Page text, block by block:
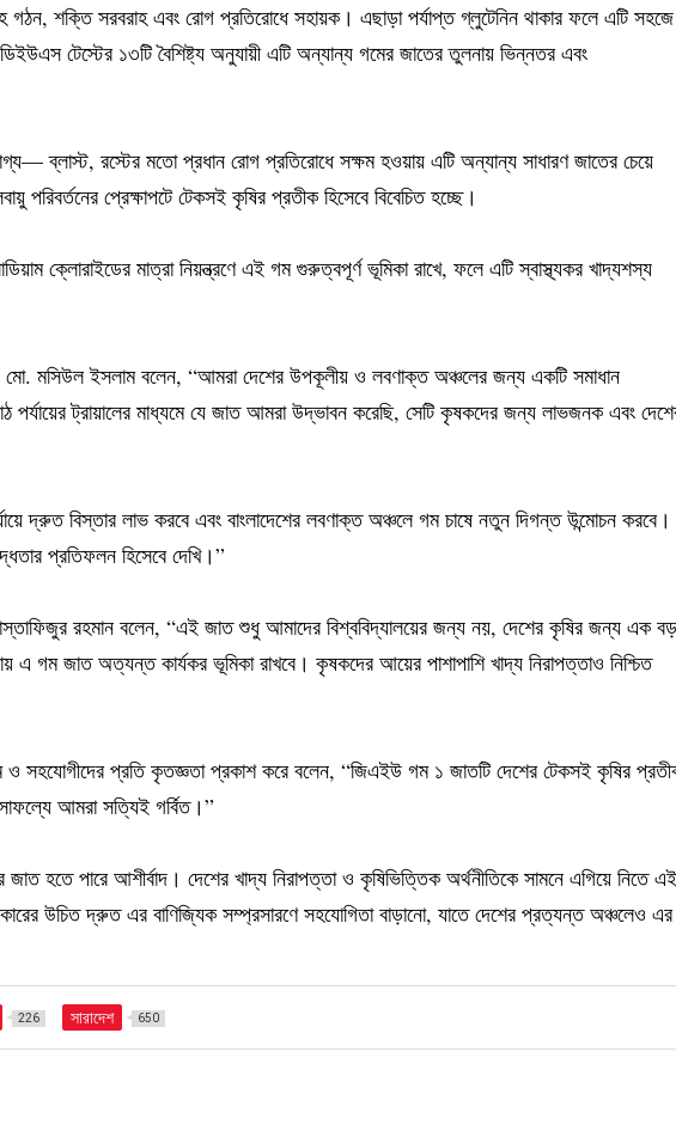
গঠন, শক্তি সরবরাহ এবং রোগ প্রতিরোধে সহায়ক। এছাড়া পর্যাপ্ত গ্লুটেনিন থাকার ফলে এটি সহজে
টেস্টের ১৩টি বৈশিষ্ট্য অনুযায়ী এটি অন্যান্য গমের জাতের তুলনায় ভিন্নতর এবং
ব্লাস্ট, রস্টের মতো প্রধান রোগ প্রতিরোধে সক্ষম হওয়ায় এটি অন্যান্য সাধারণ জাতের চেয়ে
প্রেক্ষাপটে টেকসই কৃষির প্রতীক হিসেবে বিবেচিত হচ্ছে।
ক্লোরাইডের মাত্রা নিয়ন্ত্রণে এই গম গুরুত্বপূর্ণ ভূমিকা রাখে, ফলে এটি স্বাস্থ্যকর খাদ্যশস্য
মসিউল ইসলাম বলেন, “আমরা দেশের উপকূলীয় ও লবণাক্ত অঞ্চলের জন্য একটি সমাধান
পর্যায়ের ট্রায়ালের মাধ্যমে যে জাত আমরা উদ্ভাবন করেছি, সেটি কৃষকদের জন্য লাভজনক এবং
দ্রুত বিস্তার লাভ করবে এবং বাংলাদেশের লবণাক্ত অঞ্চলে গম চাষে নতুন দিগন্ত উন্মোচন করবে।
প্রতিফলন হিসেবে দেখি।”
রহমান বলেন, “এই জাত শুধু আমাদের বিশ্ববিদ্যালয়ের জন্য নয়, দেশের কৃষির জন্য এক বড়
এ গম জাত অত্যন্ত কার্যকর ভূমিকা রাখবে। কৃষকদের আয়ের পাশাপাশি খাদ্য নিরাপত্তাও নিশ্চিত
সহযোগীদের প্রতি কৃতজ্ঞতা প্রকাশ করে বলেন, “জিএইউ গম ১ জাতটি দেশের টেকসই কৃষির
আমরা সত্যিই গর্বিত।”
হতে পারে আশীর্বাদ। দেশের খাদ্য নিরাপত্তা ও কৃষিভিত্তিক অর্থনীতিকে সামনে এগিয়ে নিতে এই
উচিত দ্রুত এর বাণিজ্যিক সম্প্রসারণে সহযোগিতা বাড়ানো, যাতে দেশের প্রত্যন্ত অঞ্চলেও এর
226 সারাদেশ 650